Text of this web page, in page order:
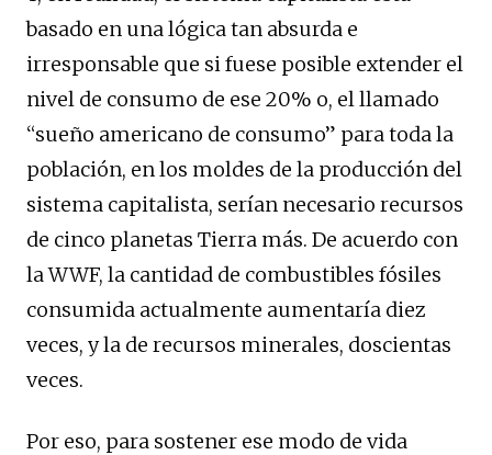
basado en una lógica tan absurda e
irresponsable que si fuese posible extender el
nivel de consumo de ese 20% o, el llamado
“sueño americano de consumo” para toda la
población, en los moldes de la producción del
sistema capitalista, serían necesario recursos
de cinco planetas Tierra más. De acuerdo con
la WWF, la cantidad de combustibles fósiles
consumida actualmente aumentaría diez
veces, y la de recursos minerales, doscientas
veces.
Por eso, para sostener ese modo de vida